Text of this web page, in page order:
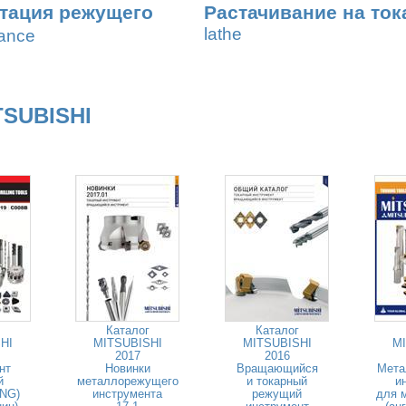
режущего Растачивание на
lathe
Каталог
MITSUBISHI
2017
Новинки
металлорежущего
инструмента
Каталог
MITSUBISHI
2016
Вращающийся
и токарный
режущий
для